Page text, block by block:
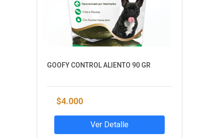
GOOFY CONTROL ALIENTO 90 GR
$4.000
Ver Detalle